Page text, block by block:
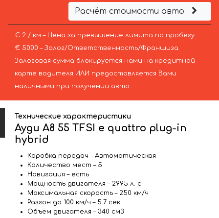
Расчёт стоимости авто
€ 2 / км – Цена за превышение лимита по пробегу
€ 5000 – Залог/Ответственность/Франшиза.
Залоговая сумма блокируется нами на кредитной
карте водителя ИЛИ предоставляется Вами
наличными при получении авто.
Технические характеристики
Ауди A8 55 TFSI e quattro plug-in
hybrid
Коробка передач – Автоматическая
Количество мест – 5
Навигация – есть
Мощность двигателя – 2995 л. с.
Максимальная скорость – 250 км/ч
Разгон до 100 км/ч – 5.7 сек
Объём двигателя – 340 см3